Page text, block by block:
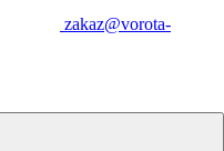
zakaz@vorota-